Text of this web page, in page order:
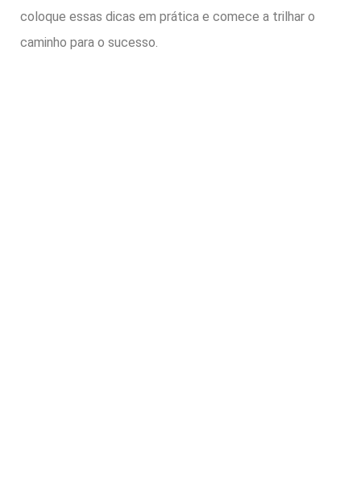
coloque essas dicas em prática e comece a trilhar o
caminho para o sucesso.